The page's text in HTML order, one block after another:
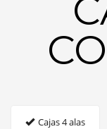
Cajas 4 alas